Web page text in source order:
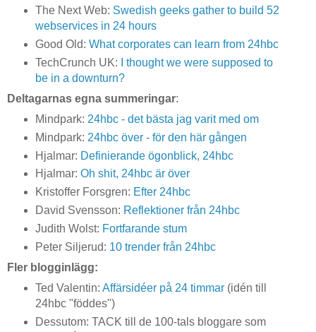
The Next Web: Swedish geeks gather to build 52
webservices in 24 hours
Good Old: What corporates can learn from 24hbc
TechCrunch UK:
I thought we were supposed to
be in a downturn?
Deltagarnas egna summeringar:
Mindpark: 24hbc - det bästa jag varit med om
Mindpark: 24hbc över - för den här gången
Hjalmar: Definierande ögonblick, 24hbc
Hjalmar: Oh shit, 24hbc är över
Kristoffer Forsgren: Efter 24hbc
David Svensson: Reflektioner från 24hbc
Judith Wolst: Fortfarande stum
Peter Siljerud: 10 trender från 24hbc
Fler blogginlägg:
Ted Valentin: Affärsidéer på 24 timmar(idén till
24hbc "föddes")
Dessutom: TACK till de 100-tals bloggare som